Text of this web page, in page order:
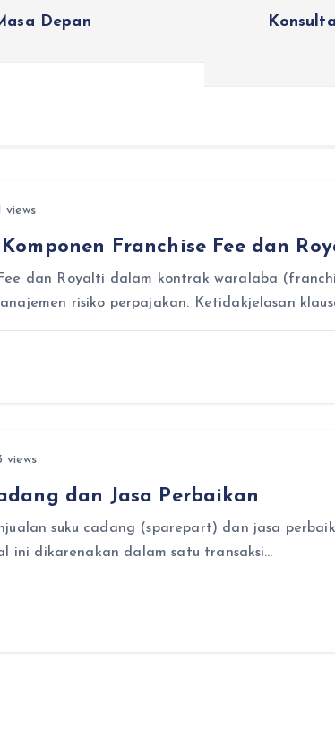
Depan
views
Franchise Fee dan
dan Royalti dalam kontrak waralaba
risiko perpajakan. Ketidakjelasan
views
dan Jasa Perbaikan
suku cadang (sparepart) dan jasa
ini dikarenakan dalam satu transaksi…